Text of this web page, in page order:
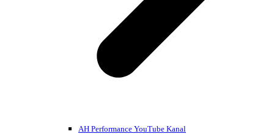
AH Performance YouTube Kanal